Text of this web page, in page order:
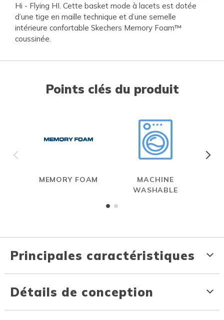
Hi - Flying HI. Cette basket mode à lacets est dotée
d’une tige en maille technique et d’une semelle
intérieure confortable Skechers Memory Foam™
coussinée.
Points clés du produit
MEMORY FOAM
MACHINE
WASHABLE
Principales caractéristiques
Détails de conception